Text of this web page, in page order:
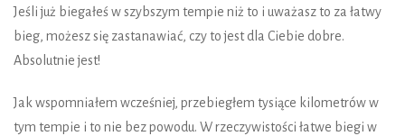
Jeśli już biegałeś w szybszym tempie niż to i uważasz to za łatwy
bieg, możesz się zastanawiać, czy to jest dla Ciebie dobre.
Absolutnie jest!
Jak wspomniałem wcześniej, przebiegłem tysiące kilometrów w
tym tempie i to nie bez powodu. W rzeczywistości łatwe biegi w